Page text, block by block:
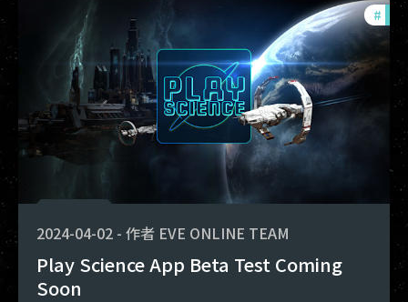
#
2024-04-02 - 作者 EVE ONLINE TEAM
Play Science App Beta Test Coming
Soon